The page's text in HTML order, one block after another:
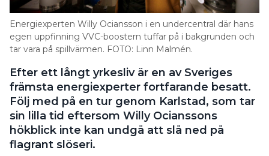
Information om GDPR
Search for:
SEARCH
Energiexperten Willy Ociansson i en undercentral där hans
egen uppfinning VVC-boostern tuffar på i bakgrunden och
tar vara på spillvärmen. FOTO: Linn Malmén.
Efter ett långt yrkesliv är en av Sveriges
främsta energiexperter fortfarande besatt.
Följ med på en tur genom Karlstad, som tar
sin lilla tid eftersom Willy Ocianssons
hökblick inte kan undgå att slå ned på
flagrant slöseri.